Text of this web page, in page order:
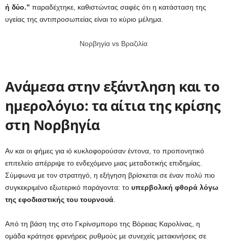
ή δύο.” παραδέχτηκε, καθιστώντας σαφές ότι η κατάσταση της
υγείας της αντιπροσωπείας είναι το κύριο μέλημα.
Νορβηγία vs Βραζιλία
Ανάμεσα στην εξάντληση και το
ημερολόγιο: τα αίτια της κρίσης
στη Νορβηγία
Αν και οι φήμες για ιό κυκλοφορούσαν έντονα, το προπονητικό
επιτελείο απέρριψε το ενδεχόμενο μιας μεταδοτικής επιδημίας.
Σύμφωνα με τον στρατηγό, η εξήγηση βρίσκεται σε έναν πολύ πιο
συγκεκριμένο εξωτερικό παράγοντα: το υπερβολική φθορά λόγω
της εφοδιαστικής του τουρνουά
Από τη βάση της στο Γκρίνσμπορο της Βόρειας Καρολίνας, η
ομάδα κράτησε φρενήρεις ρυθμούς με συνεχείς μετακινήσεις σε